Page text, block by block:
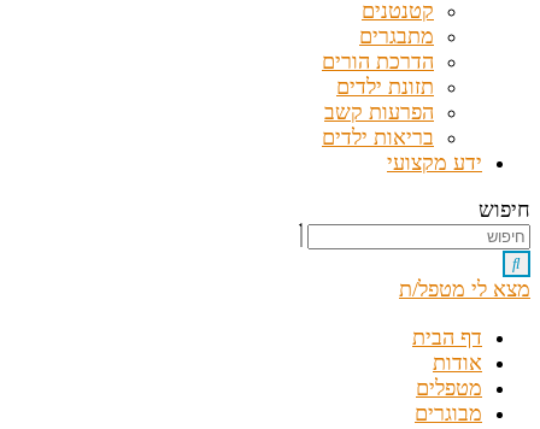
קטנטנים
מתבגרים
הדרכת הורים
תזונת ילדים
הפרעות קשב
בריאות ילדים
ידע מקצועי
חיפוש
מצא לי מטפל/ת
דף הבית
אודות
מטפלים
מבוגרים